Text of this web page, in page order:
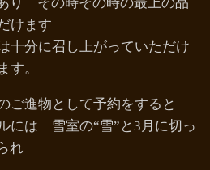
けます
十分に召し上がっていただけ
す。
進物として予約をすると
には 雪室の“雪”と3月に切っ
れ